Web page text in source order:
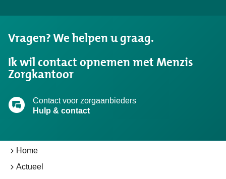
wat
zocht?
Vragen? We helpen u graag.
Ik wil contact opnemen met Menzis
Zorgkantoor
Contact voor zorgaanbieders
Hulp & contact
Home
Actueel